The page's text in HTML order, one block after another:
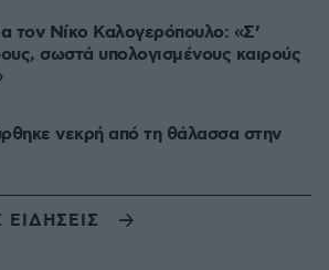
τον Νίκο Καλογερόπουλο: «Σ’
σωστά υπολογισμένους καιρούς
νεκρή από τη θάλασσα στην
ΕΙΔΗΣΕΙΣ